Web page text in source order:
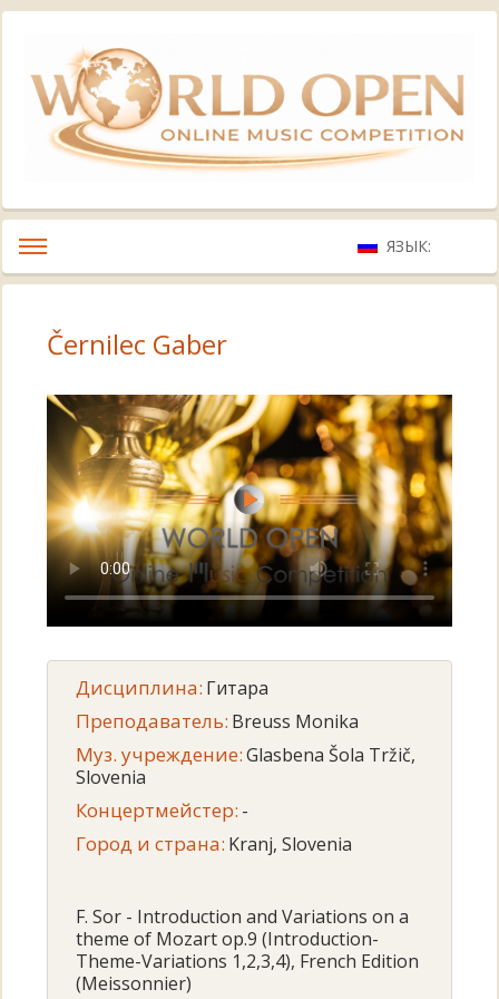
ЯЗЫК:
Černilec Gaber
Дисциплина: Гитара
Преподаватель: Breuss Monika
Муз. учреждение:Glasbena Šola Tržič,
Slovenia
Концертмейстер: -
Город и страна: Kranj, Slovenia
F. Sor - Introduction and Variations on a
theme of Mozart op.9 (Introduction-
Theme-Variations 1,2,3,4), French Edition
(Meissonnier)